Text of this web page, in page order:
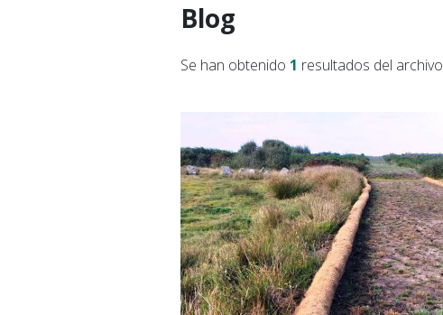
Blog
Se han obtenido 1 resultados del archivo